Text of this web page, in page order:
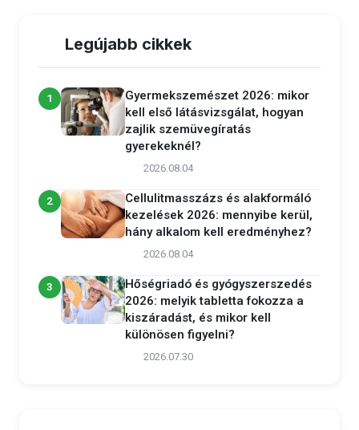
Legújabb cikkek
1
Gyermekszemészet 2026: mikor
kell első látásvizsgálat, hogyan
zajlik szemüvegíratás
gyerekeknél?
2026.08.04
2
Cellulitmasszázs és alakformáló
kezelések 2026: mennyibe kerül,
hány alkalom kell eredményhez?
2026.08.04
3
Hőségriadó és gyógyszerszedés
2026: melyik tabletta fokozza a
kiszáradást, és mikor kell
különösen figyelni?
2026.07.30